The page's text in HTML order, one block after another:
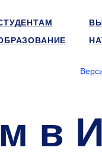
в